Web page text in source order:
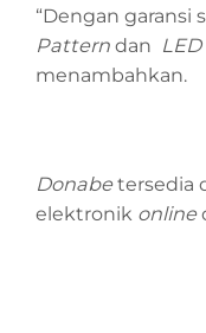
“Dengan garansi
Pattern dan
menambahkan.
Donabetersedia
elektronik online